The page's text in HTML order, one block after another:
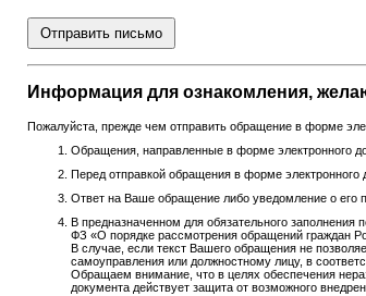
Отправить письмо
Информация для ознакомления,
Пожалуйста, прежде чем отправить обращение в форме
Обращения, направленные в форме электронного
Перед отправкой обращения в форме
Ответ на Ваше обращение либо уведомление о его
В предназначенном для обязательного
ФЗ «О порядке рассмотрения обращений граждан
В случае, если текст Вашего обращения не
самоуправления или должностному лицу, в
Обращаем внимание, что в целях обеспечения
документа действует защита от возможного